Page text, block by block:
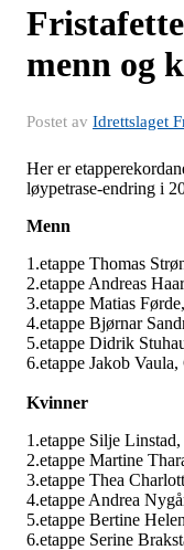
menn og
Postet av Idrettslaget
Her er
løypetrase-endring i
Menn
1.etappe Thomas
2.etappe Andreas
3.etappe Matias
4.etappe Bjørnar
5.etappe Didrik
6.etappe Jakob
Kvinner
1.etappe Silje
2.etappe Martine
3.etappe Thea
4.etappe Andrea
5.etappe Bertine
6.etappe Serine